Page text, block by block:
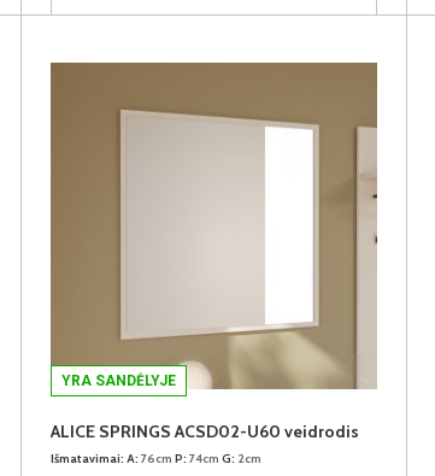
YRA SANDĖLYJE
ALICE SPRINGS ACSD02-U60 veidrodis
Išmatavimai: A: 76cm P: 74cm G: 2cm